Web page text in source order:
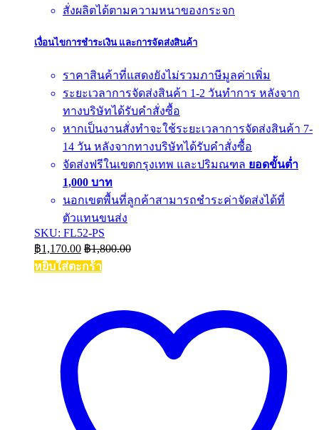
สั่งผลิตได้ตามความหนาของกระจก
เงื่อนไขการชำระเงิน และการจัดส่งสินค้า
ราคาสินค้าที่แสดงยังไม่รวมภาษีมูลค่าเพิ่ม
ระยะเวลาการจัดส่งสินค้า 1-2 วันทำการ หลังจาก
ทางบริษัทได้รับคำสั่งซื้อ
หากเป็นงานสั่งทำจะใช้ระยะเวลาการจัดส่งสินค้า 7-
14 วัน หลังจากทางบริษัทได้รับคำสั่งซื้อ
จัดส่งฟรีในเขตกรุงเทพ และปริมณฑล ยอดขั้นต่ำ
1,000 บาท
นอกเขตพื้นที่ลูกค้าสามารถชำระค่าจัดส่งได้ที่
ตัวแทนขนส่ง
SKU: FL52-PS
฿1,170.00 ฿1,800.00
หยิบใส่ตะกร้า